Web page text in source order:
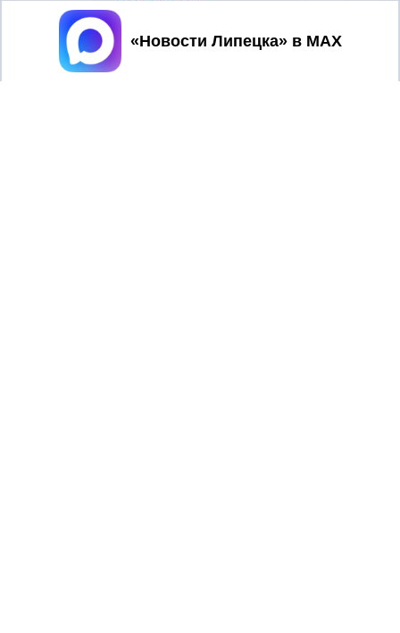
Принять